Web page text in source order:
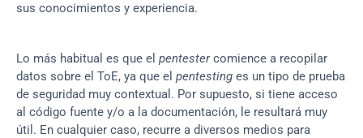
sus conocimientos y experiencia.
Lo más habitual es que el pentester comience a recopilar
datos sobre el ToE, ya que el pentesting es un tipo de prueba
de seguridad muy contextual. Por supuesto, si tiene acceso
al código fuente y/o a la documentación, le resultará muy
útil. En cualquier caso, recurre a diversos medios para